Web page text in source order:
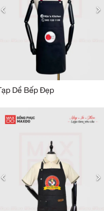
Tạp Dề Bếp Đẹp